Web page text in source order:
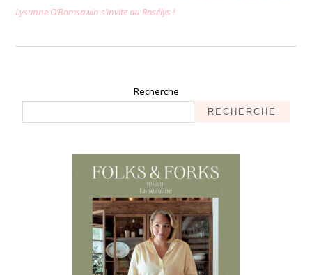
Lysanne O’Bomsawin s’invite au Rosélys !
Recherche
RECHERCHE